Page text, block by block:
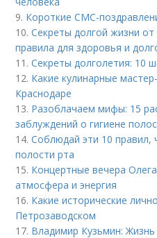
9. Короткие СМС-
10.Секреты долгой жизни
правила для здоровья и
11.Секреты долголетия: 10
12. Какие кулинарные
Краснодаре
13. Разоблачаем мифы: 15
заблуждений о гигиене
14.Соблюдай эти 10 правил,
полости рта
15. Концертные вечера
атмосфера и энергия
16. Какие исторические
Петрозаводском
17. Владимир Кузьмин: